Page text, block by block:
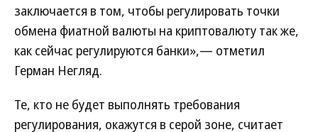
заключается в том, чтобы регулировать точки
обмена фиатной валюты на криптовалюту так же,
как сейчас регулируются банки»,— отметил
Герман Негляд.
Те, кто не будет выполнять требования
регулирования, окажутся в серой зоне, считает